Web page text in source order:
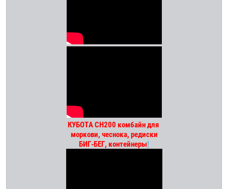
КУБОТА СН200 комбайн для
моркови, чеснока, редиски
БИГ-БЕГ, контейнеры!